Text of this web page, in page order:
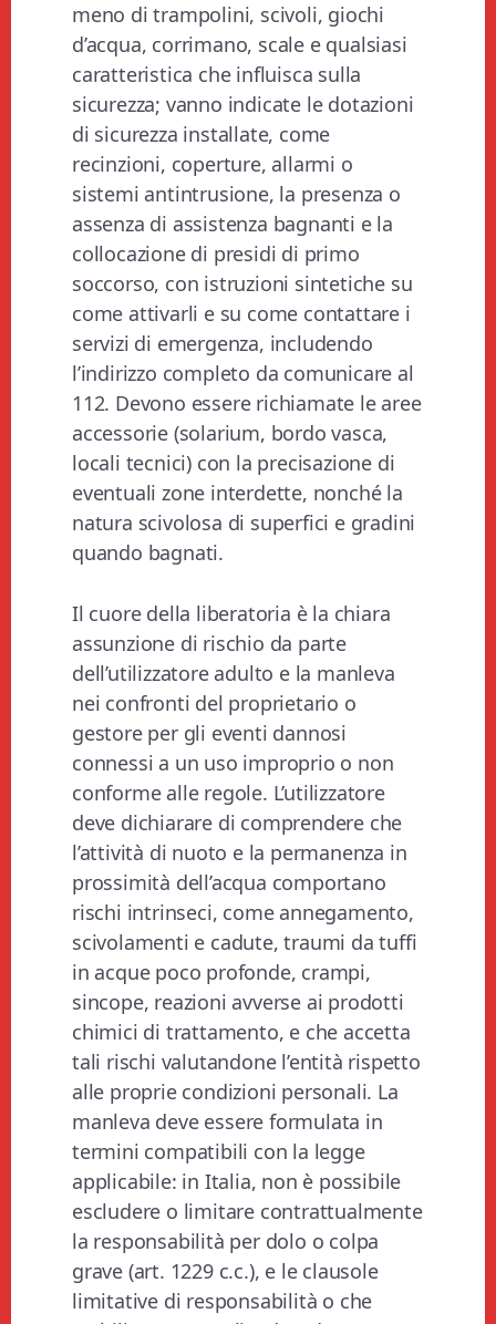
meno di trampolini, scivoli, giochi
d’acqua, corrimano, scale e qualsiasi
caratteristica che influisca sulla
sicurezza; vanno indicate le dotazioni
di sicurezza installate, come
recinzioni, coperture, allarmi o
sistemi antintrusione, la presenza o
assenza di assistenza bagnanti e la
collocazione di presidi di primo
soccorso, con istruzioni sintetiche su
come attivarli e su come contattare i
servizi di emergenza, includendo
l’indirizzo completo da comunicare al
112. Devono essere richiamate le aree
accessorie (solarium, bordo vasca,
locali tecnici) con la precisazione di
eventuali zone interdette, nonché la
natura scivolosa di superfici e gradini
quando bagnati.
Il cuore della liberatoria è la chiara
assunzione di rischio da parte
dell’utilizzatore adulto e la manleva
nei confronti del proprietario o
gestore per gli eventi dannosi
connessi a un uso improprio o non
conforme alle regole. L’utilizzatore
deve dichiarare di comprendere che
l’attività di nuoto e la permanenza in
prossimità dell’acqua comportano
rischi intrinseci, come annegamento,
scivolamenti e cadute, traumi da tuffi
in acque poco profonde, crampi,
sincope, reazioni avverse ai prodotti
chimici di trattamento, e che accetta
tali rischi valutandone l’entità rispetto
alle proprie condizioni personali. La
manleva deve essere formulata in
termini compatibili con la legge
applicabile: in Italia, non è possibile
escludere o limitare contrattualmente
la responsabilità per dolo o colpa
grave (art. 1229 c.c.), e le clausole
limitative di responsabilità o che